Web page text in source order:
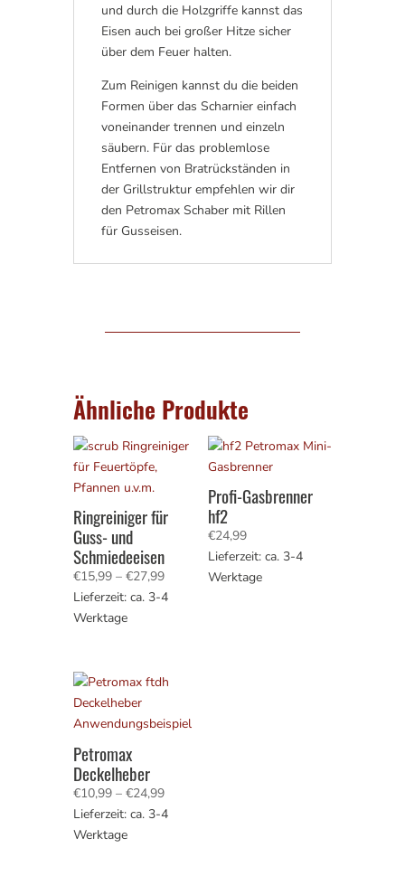
und durch die Holzgriffe kannst das
Eisen auch bei großer Hitze sicher
über dem Feuer halten.
Zum Reinigen kannst du die beiden
Formen über das Scharnier einfach
voneinander trennen und einzeln
säubern. Für das problemlose
Entfernen von Bratrückständen in
der Grillstruktur empfehlen wir dir
den Petromax Schaber mit Rillen
für Gusseisen.
Ähnliche Produkte
Ringreiniger für
Guss- und
Schmiedeeisen
€15,99 – €27,99Preisspanne:
€15,99
Lieferzeit: ca. 3-4
Werktage
Profi-Gasbrenner
hf2
€24,99
Lieferzeit: ca. 3-4
Werktage
Petromax
Deckelheber
€10,99 – €24,99Preisspanne:
€10,99
Lieferzeit: ca. 3-4
Werktage